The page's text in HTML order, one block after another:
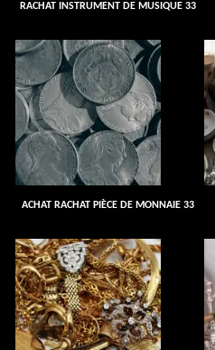
RACHAT INSTRUMENT DE MUSIQUE 33
ACHAT RACHAT PIÈCE DE MONNAIE 33